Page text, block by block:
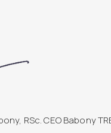
RSc. CEO Babony